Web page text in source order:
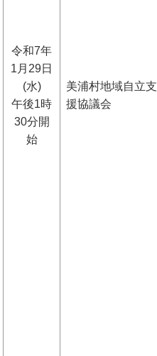
令和7年
1月29日
(水)
午後1時
30分開
始
美浦村地域自立支
援協議会